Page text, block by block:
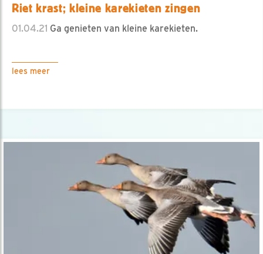
Riet krast; kleine karekieten zingen
01.04.21 Ga genieten van kleine karekieten.
lees meer